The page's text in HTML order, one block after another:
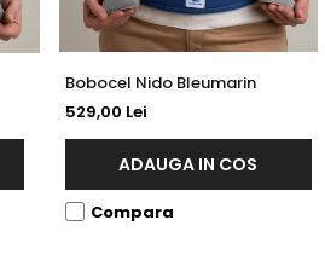
Bobocel Nido Bleumarin
529,00 Lei
ADAUGA IN COS
Compara